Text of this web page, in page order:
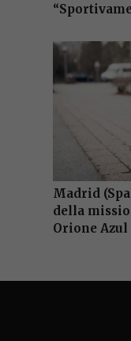
Madrid
della
Orione